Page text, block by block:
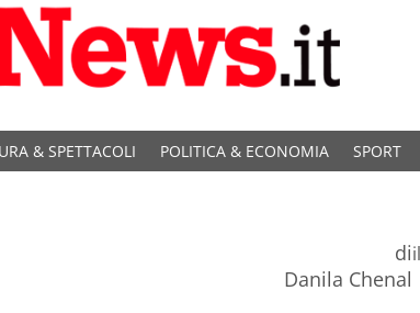
& SPETTACOLI POLITICA & ECONOMIA SPORT
di
Danila Chenal
il